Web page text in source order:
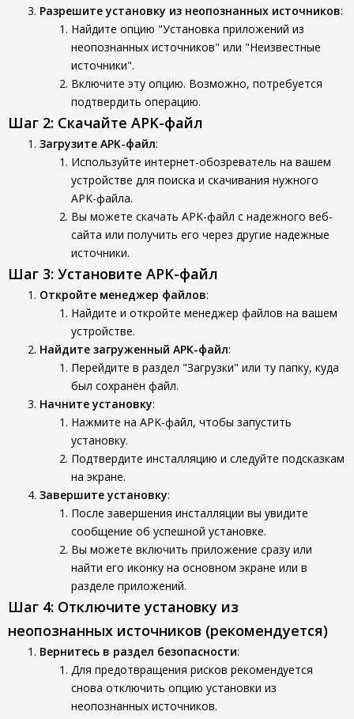
Разрешите установку из неопознанных источников:
Найдите опцию "Установка приложений из
неопознанных источников" или "Неизвестные
источники".
Включите эту опцию. Возможно, потребуется
подтвердить операцию.
Шаг 2: Скачайте APK-файл
Загрузите APK-файл:
Используйте интернет-обозреватель на вашем
устройстве для поиска и скачивания нужного
APK-файла.
Вы можете скачать APK-файл с надежного веб-
сайта или получить его через другие надежные
источники.
Шаг 3: Установите APK-файл
Откройте менеджер файлов:
Найдите и откройте менеджер файлов на вашем
устройстве.
Найдите загруженный APK-файл:
Перейдите в раздел "Загрузки" или ту папку, куда
был сохранён файл.
Начните установку:
Нажмите на APK-файл, чтобы запустить
установку.
Подтвердите инсталляцию и следуйте подсказкам
на экране.
Завершите установку:
После завершения инсталляции вы увидите
сообщение об успешной установке.
Вы можете включить приложение сразу или
найти его иконку на основном экране или в
разделе приложений.
Шаг 4: Отключите установку из
неопознанных источников (рекомендуется)
Вернитесь в раздел безопасности:
Для предотвращения рисков рекомендуется
снова отключить опцию установки из
неопознанных источников.